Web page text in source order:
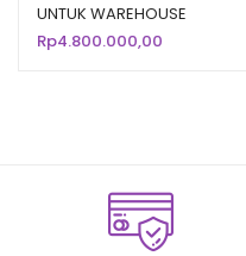
berdasarka
npenilaian
UNTUK WAREHOUSE
PABRIK / INDUSTRI
Rp4.800.000,00